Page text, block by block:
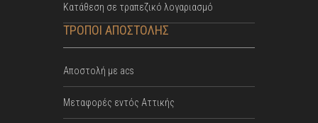
Κατάθεση σε τραπεζικό λογαριασμό
ΤΡΟΠΟΙ ΑΠΟΣΤΟΛΗΣ
Αποστολή με acs
Mεταφορές εντός Αττικής